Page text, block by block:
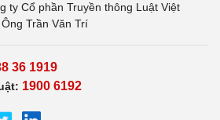
ty Cổ phần Truyền thông Luật Việt
Trần Văn Trí
36 1919
1900 6192